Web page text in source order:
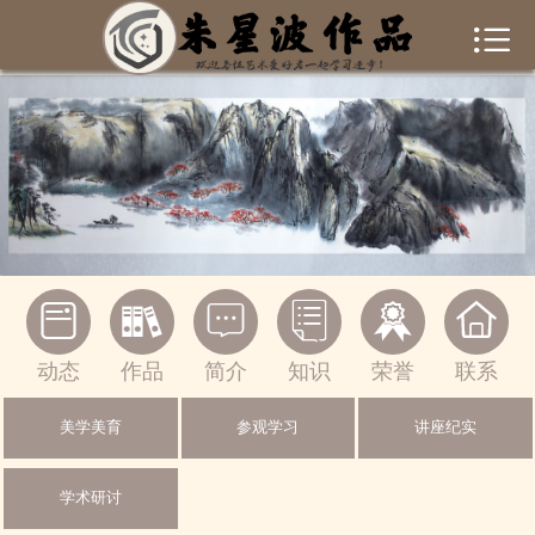
 首页
作品集锦
新闻资讯
书画常识
联系我们
一起交流
绘画作品


动态

作品

简介

知识

荣誉

联系
美学美育 参观学习 讲座纪实
学术研讨